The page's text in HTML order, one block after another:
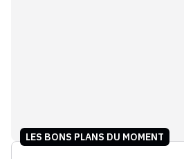
LES BONS PLANS DU MOMENT